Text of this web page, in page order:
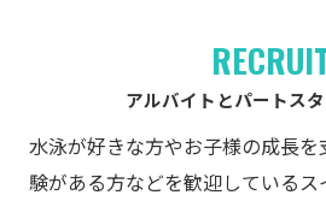
アルバイトとパートス
水泳が好きな方やお子様の成長
験がある方などを歓迎している